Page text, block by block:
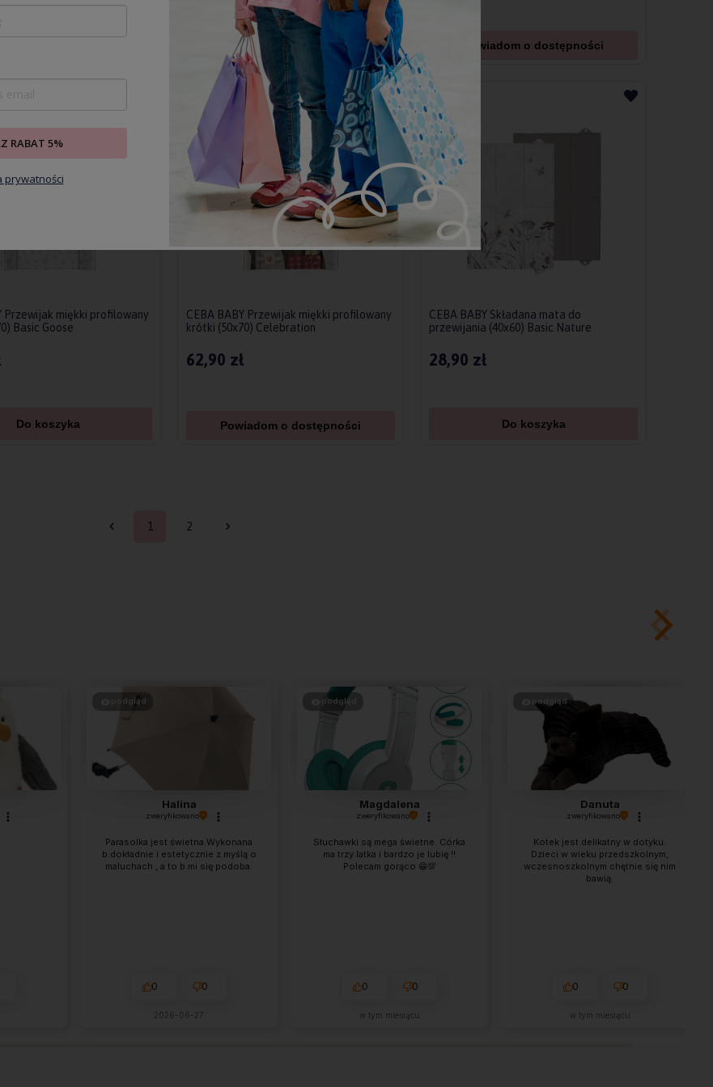
Do koszyka Powiadom o dostępności
Przewijak miękki profilowany
Basic Goose
Do koszyka
CEBA BABY Przewijak miękki profilowany
krótki (50x70) Celebration
62,90 zł
Powiadom o dostępności
CEBA BABY Składana mata do
przewijania (40x60) Basic Nature
28,90 zł
Do koszyka
1 2
podgląd
Halina
zweryfikowano
Parasolka jest świetna.Wykonana
b.dokładnie i estetycznie z myślą o
maluchach , a to b.mi się podoba.
0 0
2026-06-27
podgląd
Magdalena
zweryfikowano
Słuchawki są mega świetne. Córka
ma trzy latka i bardzo je lubię !!
Polecam gorąco 😁💯
0 0
w tym miesiącu
podgląd
Danuta
zweryfikowano
Kotek jest delikatny w dotyku.
Dzieci w wieku przedszkolnym,
wczesnoszkolnym chętnie się nim
bawią.
0 0
w tym miesiącu
RABAT 5%
prywatności